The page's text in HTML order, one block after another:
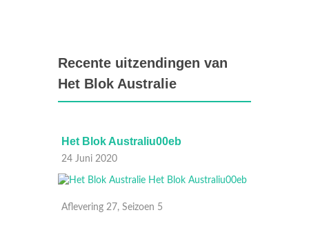
Recente uitzendingen van
Het Blok Australie
Het Blok Australiu00eb
24 Juni 2020
Aflevering 27, Seizoen 5